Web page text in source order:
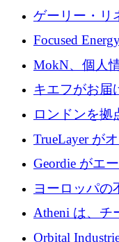
2,000 万ユー
ゲーリー・リ
事業を開始
Focused
TrueLayer が
を奪還
MokN、個人
の成長のため
調達
キエフがお届
イナで最も急
ように拡大し
ロンドンを拠
5,000 万ドル
TrueLayer が
収、チェック
Geordie がエ
ガバナンスを
ヨーロッパの
目を向けてい
1億ユーロを突
Atheni は、チ
用を支援する
Orbital